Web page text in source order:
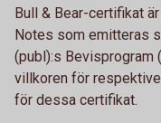
Bull & Bear-certifikat
Notes som emitteras
(publ):s Bevisprogram
villkoren för
för dessa certifikat.